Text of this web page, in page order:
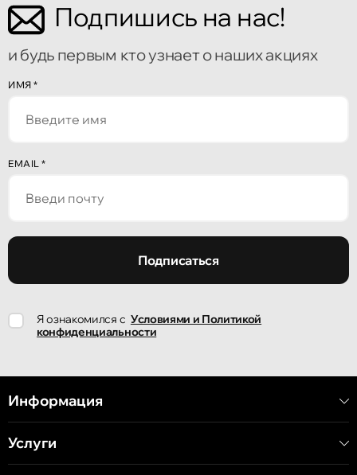
Кишинёв
Бульвар Мирча чел Бэтрын 2
улица Ион Крянгэ, 78
Кишинёв
Хынчештское шоссе, 60/4
Подпишись на нас!
и будь первым кто узнает о наших акциях
ИМЯ *
EMAIL *
Подписаться
Я ознакомился с Условиями и Политикой
конфиденциальности
Информация
Услуги